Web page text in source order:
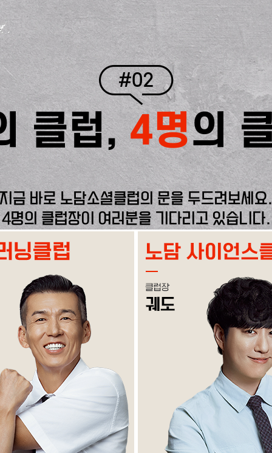
#02
클럽,4명의
지금 바로 노담소셜클럽의 문을 두드려보세요.
4명의 클럽장이 여러분을 기다리고 있습니다.